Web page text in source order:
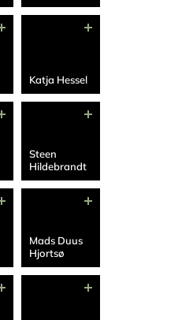
Katja Hessel
Steen
Hildebrandt
Mads Duus
Hjortsø